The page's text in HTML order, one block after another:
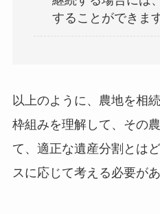
することができます
以上のように、農地を相
枠組みを理解して、その
て、適正な遺産分割とは
スに応じて考える必要があ